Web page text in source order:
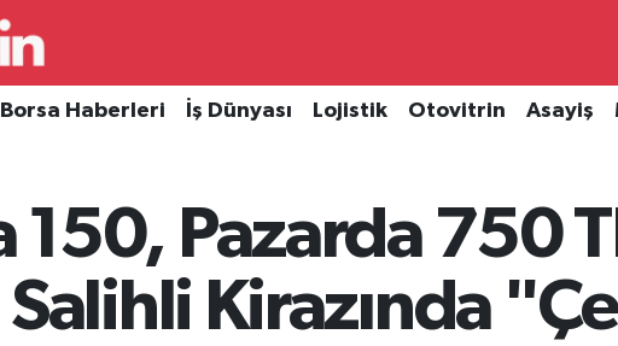
Borsa Haberleri İş Dünyası Lojistik Otovitrin Asayiş
150, Pazarda 750
Salihli Kirazında